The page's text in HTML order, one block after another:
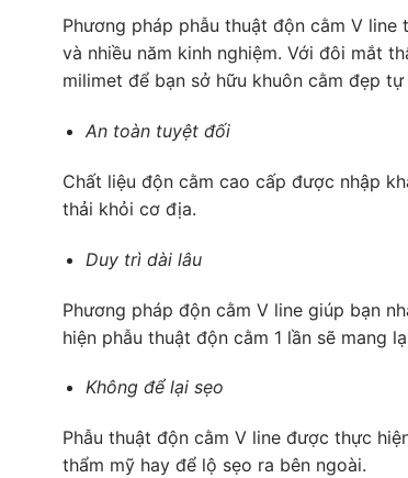
Phương pháp phẫu thuật độn cằm V
và nhiều năm kinh nghiệm. Với đôi mắt
milimet để bạn sở hữu khuôn cằm đẹp
An toàn tuyệt đối
Chất liệu độn cằm cao cấp được nhập
thải khỏi cơ địa.
Duy trì dài lâu
Phương pháp độn cằm V line giúp bạn
hiện phẫu thuật độn cằm 1 lần sẽ mang
Không để lại sẹo
Phẫu thuật độn cằm V line được thực
thẩm mỹ hay để lộ sẹo ra bên ngoài.